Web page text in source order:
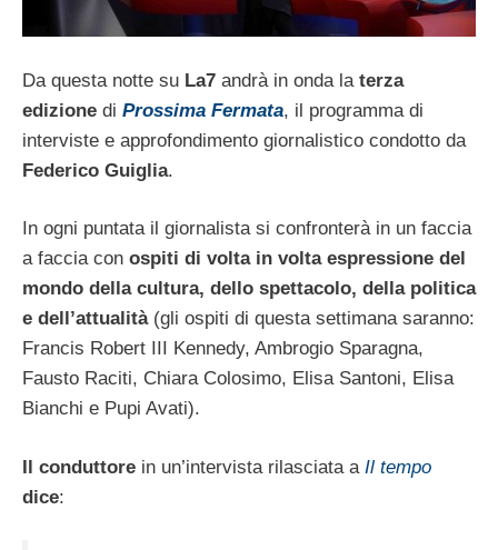
Da questa notte su La7 andrà in onda laterza
edizione di Prossima Fermata, il programma di
interviste e approfondimento giornalistico condotto da
Federico Guiglia.
In ogni puntata il giornalista si confronterà in un faccia
a faccia con ospiti di volta in volta espressione del
mondo della cultura, dello spettacolo, della politica
e dell’attualità(gli ospiti di questa settimana saranno:
Francis Robert III Kennedy, Ambrogio Sparagna,
Fausto Raciti, Chiara Colosimo, Elisa Santoni, Elisa
Bianchi e Pupi Avati).
Il conduttore in un’intervista rilasciata a Il tempo
dice: